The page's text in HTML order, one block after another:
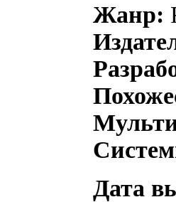
Жанр:
Дата